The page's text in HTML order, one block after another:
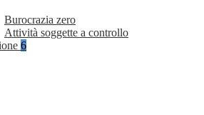
Burocrazia zero
Attività soggette a controllo
6